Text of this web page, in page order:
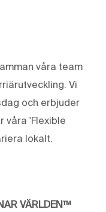
våra team
Vi
och erbjuder
våra 'Flexible
lokalt.
VÄRLDEN™